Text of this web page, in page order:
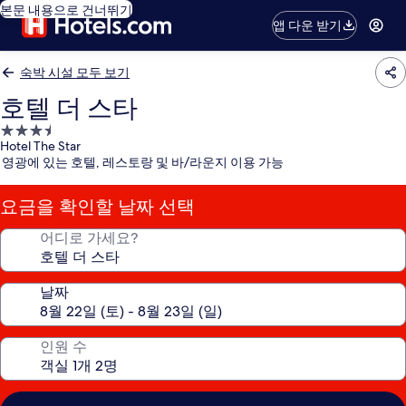
본문 내용으로 건너뛰기
앱 다운 받기
숙박 시설 모두 보기
호텔 더 스타
3.5
성
급
숙
박
시
Hotel The Star
영광에 있는 호텔, 레스토랑 및 바/라운지 이용 가능
요금을 확인할 날짜 선택
어디로 가세요?
날짜
인원 수